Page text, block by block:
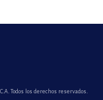
C.A. Todos los derechos reservados.